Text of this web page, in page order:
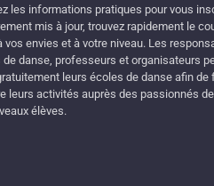
les informations pratiques pour vous
mis à jour, trouvez rapidement le
vos envies et à votre niveau. Les
de danse, professeurs et organisateurs
leurs écoles de danse afin de
leurs activités auprès des passionnés
élèves.